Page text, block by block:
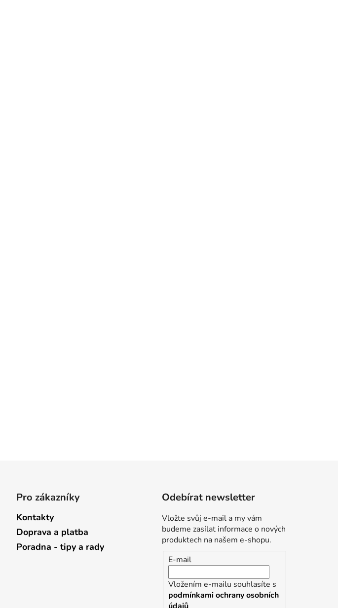
Pro zákazníky
Kontakty
Doprava a platba
Poradna - tipy a rady
Odebírat newsletter
Vložte svůj e-mail a my vám
budeme zasílat informace o nových
produktech na našem e-shopu.
E-mail
Vložením e-mailu souhlasíte s
podmínkami ochrany osobních